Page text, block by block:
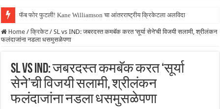
फॅब फोर फुटली! Kane Williamson चा आंतरराष्ट्रीय क्रिकेटला अलविदा
Home / क्रिकेट / SL vs IND: जबरदस्त कमबॅक करत ‘सूर्या सेने’ची विजयी सलामी, श्रीलंकन
फलंदाजांना नडला धसमुसळेपणा
SL vs IND: जबरदस्त कमबॅक करत ‘सूर्या
सेने’ची विजयी सलामी, श्रीलंकन
फलंदाजांना नडला धसमुसळेपणा